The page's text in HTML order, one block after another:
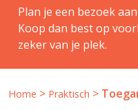
Home > Praktisch >
Plan je een bezoek
Koop dan best op
zeker van je plek.